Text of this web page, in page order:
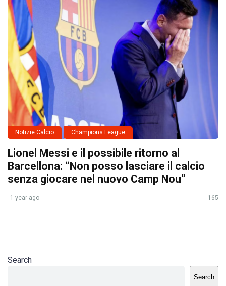
Notizie Calcio Champions League
Lionel Messi e il possibile ritorno al
Barcellona: “Non posso lasciare il calcio
senza giocare nel nuovo Camp Nou”
1 year ago 165
Search
Search